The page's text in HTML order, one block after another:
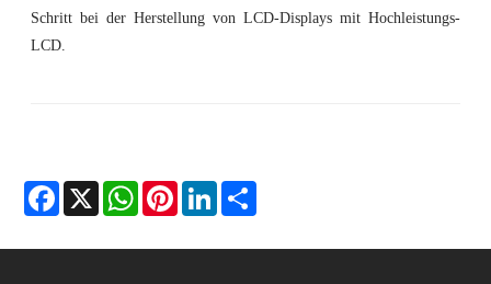
Schritt bei der Herstellung von LCD-Displays mit Hochleistungs-
LCD.
Facebook
X WhatsAppPinterestLinkedIn